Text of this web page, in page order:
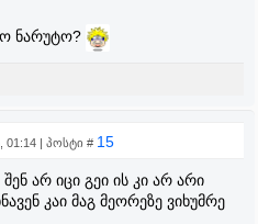
ნარუტო?
01:14 | პოსტი # 15
არ იცი გეი ის კი არ არი
კაი მაგ მეორეზე ვიხუმრე